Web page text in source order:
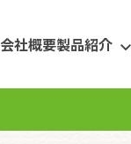
会社概要製品紹介